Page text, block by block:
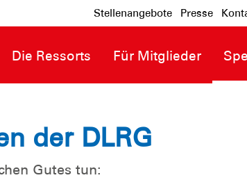
Stellenangebote Presse
Die Ressorts Für Mitglieder
der DLRG
Gutes tun: